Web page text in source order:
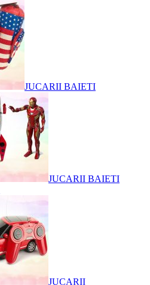
JUCARII BAIETI
JUCARII BAIETI
JUCARII